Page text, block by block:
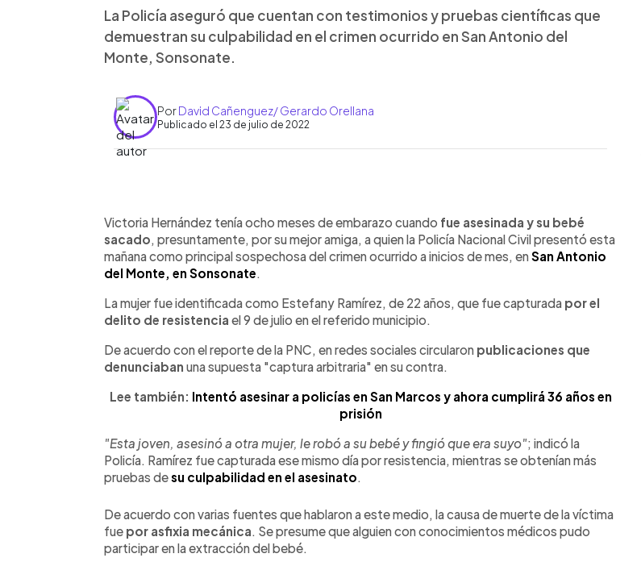
La Policía aseguró que cuentan con testimonios y pruebas científicas que
demuestran su culpabilidad en el crimen ocurrido en San Antonio del
Monte, Sonsonate.
PorDavid Cañenguez/ Gerardo Orellana
Publicado el 23 de julio de 2022
► Escuchar artículo
Victoria Hernández tenía ocho meses de embarazo cuando fue asesinada y su bebé
sacado, presuntamente, por su mejor amiga, a quien la Policía Nacional Civil presentó esta
mañana como principal sospechosa del crimen ocurrido a inicios de mes, enSan Antonio
del Monte, en Sonsonate.
La mujer fue identificada como Estefany Ramírez, de 22 años, que fue capturada por el
delito de resistencia el 9 de julio en el referido municipio.
De acuerdo con el reporte de la PNC, en redes sociales circularon publicaciones que
denunciaban una supuesta "captura arbitraria" en su contra.
Lee también: Intentó asesinar a policías en San Marcos y ahora cumplirá 36 años en
prisión
"Esta joven, asesinó a otra mujer, le robó a su bebé y fingió que era suyo"; indicó la
Policía. Ramírez fue capturada ese mismo día por resistencia, mientras se obtenían más
pruebas desu culpabilidad en el asesinato.
De acuerdo con varias fuentes que hablaron a este medio, la causa de muerte de la víctima
fue por asfixia mecánica. Se presume que alguien con conocimientos médicos pudo
participar en la extracción del bebé.